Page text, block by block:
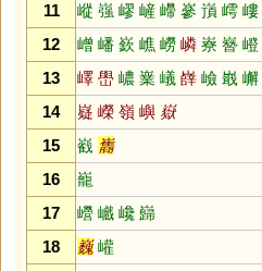
11
嵷 嵹 嵺 嵼 嵽 嵾 嵿 嶀 嶁
12
嶒 嶓 嶔 嶕 嶗 嶙 嶚 嶜 嶝
13
嶧 嶨 嶩 嶪 嶬 嶭 嶮 嶯 嶰
14
嶷 嶸 嶺 嶼 嶽
15
巀 巂
16
巃
17
巆 巇 巉 巋
18
巍 巏